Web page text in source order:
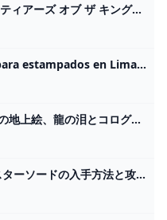
龍の泪と時の秘石【ゼルダの伝説 ティアーズ オブ ザ キングダム】♯１３ - YouTube
Quitexa Colors Tintas textiles para estampados en Lima Perú
【ティアキン】#57 南オルディンの地上絵、龍の泪とコログの場所 - YouTube
【ティアキン】マスターソードの入手方法と攻撃力【ゼルダの伝説ティアーズオブザキングダム】 - 神ゲー攻略